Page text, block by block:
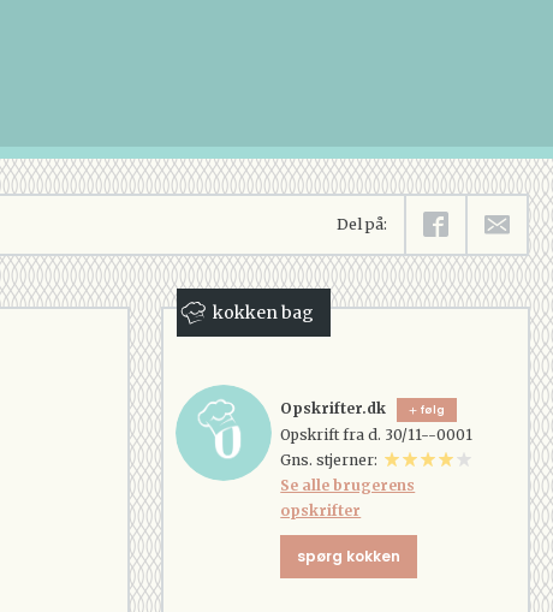
Del på:
kokken bag
Opskrifter.dk følg
Opskrift fra d. 30/11--0001
Gns. stjerner:
Se alle brugerens
opskrifter
spørg kokken